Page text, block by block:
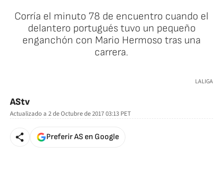
Corría el minuto 78 de encuentro cuando el
delantero portugués tuvo un pequeño
enganchón con Mario Hermoso tras una
carrera.
LALIGA
AStv
Actualizado a 2 de Octubre de 2017 03:13 PET
Preferir AS en Google